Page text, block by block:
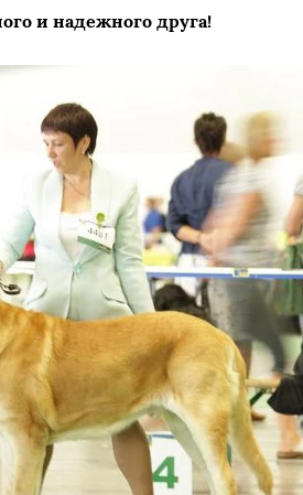
и надежного друга!